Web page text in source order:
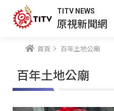
TITV NEWS
原視新聞網
首頁 百年土地公廟
百年土地公廟